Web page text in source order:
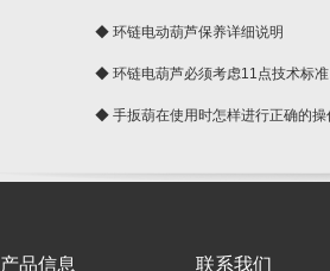
◆ 环链电动葫芦保养详细说明
◆ 环链电葫芦必须考虑11点技术标准
◆ 手扳葫在使用时怎样进行正确的操
产品信息 联系我们